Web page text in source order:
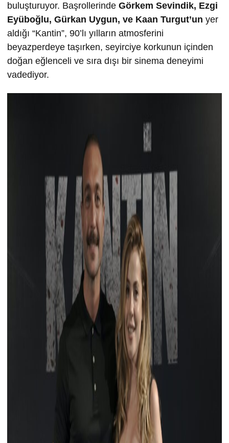
buluşturuyor. Başrollerinde Görkem Sevindik, Ezgi
Eyüboğlu, Gürkan Uygun, ve Kaan Turgut’un yer
aldığı “Kantin”, 90’lı yılların atmosferini
beyazperdeye taşırken, seyirciye korkunun içinden
doğan eğlenceli ve sıra dışı bir sinema deneyimi
vadediyor.